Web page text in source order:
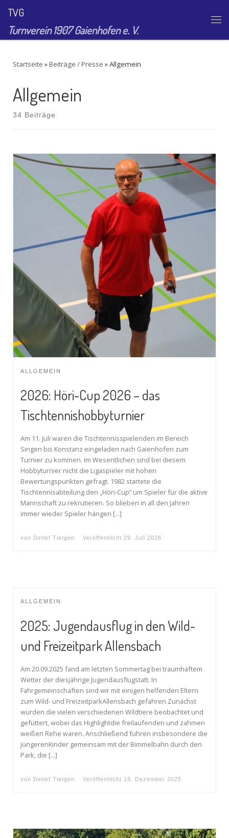
Zum Inhalt springen
TVG
Turnverein 1907 Gaienhofen e. V.
Startseite »Beiträge / Presse »Allgemein
Allgemein
34 Beiträge
ALLGEMEIN
2026: Höri-Cup 2026 – das
Tischtennishobbyturnier
Am 11. Juli waren die Tischtennisspielenden im Bereich
Singen bis Konstanz eingeladen nach Gaienhofen zum
Turnier zu kommen. Im Wesentlichen sind bei diesem
Hobbyturnier nicht die Ligaspieler mit hohen
Bewertungspunkten gefragt. 1982 startete die
Tischtennisabteilung den „Höri-Cup“ um Spieler für die aktive
Mannschaft zu rekrutieren. So blieben in all den Jahren
immer wieder Spieler hängen […]
von Detlef Tietgen Veröffentlicht 29. Juli 2026
ALLGEMEIN
2025: Jugendausflug in den Wild-
und Freizeitpark Allensbach
Am 20.09.2025 fand am letzten Sommertag bei traumhaftem
Wetter der diesjährige Jugendausflugstatt. In
Fahrgemeinschaften sind wir mit einigen helfenden Eltern
zum Wild- und FreizeitparkAllensbach gefahren.Zunächst
wurden die vielen verschiedenen Wildtiere beobachtet und
gefüttert, wobei das Highlightdie freilaufenden und zahmen
weißen Rehe waren. Anschließend fuhren insbesondere die
jüngerenKinder gemeinsam mit der Bimmelbahn durch den
Park, die […]
von Detlef Tietgen Veröffentlicht 19. Dezember 2025